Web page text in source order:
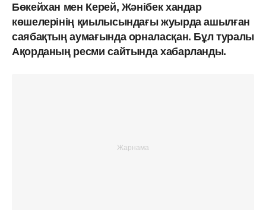
Бөкейхан мен Керей, Жәнібек хандар
көшелерінің қиылысындағы жуырда ашылған
саябақтың аумағында орналасқан. Бұл туралы
Ақорданың ресми сайтында хабарланды.